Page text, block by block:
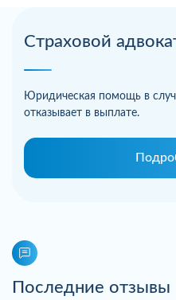
Страховой
Юридическая помощь в
отказывает в выплате.
Последние отзывы